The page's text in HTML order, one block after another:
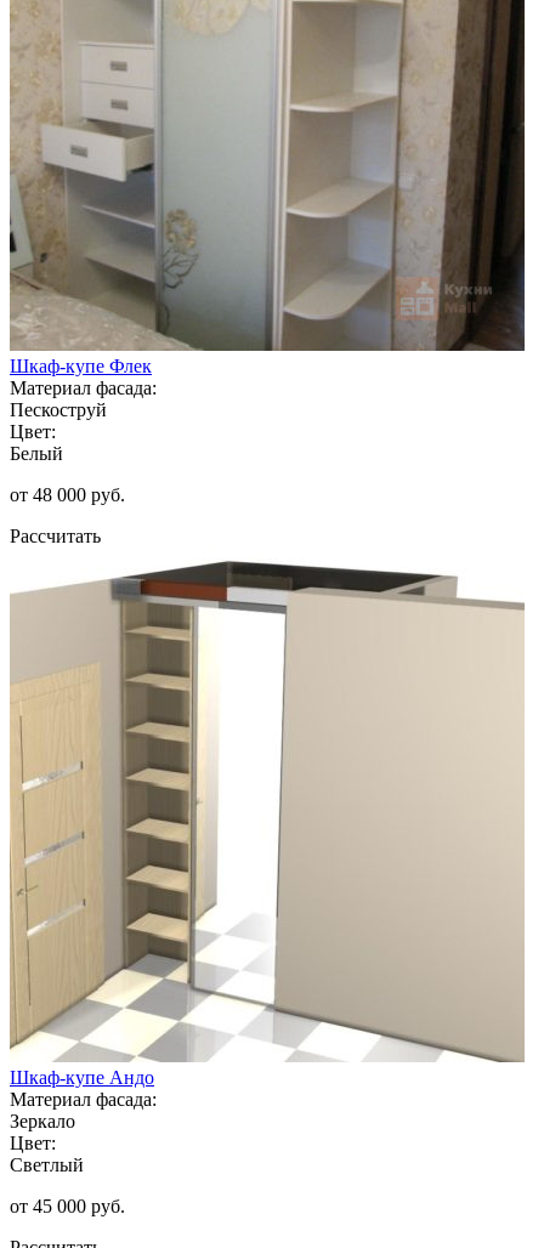
Шкаф-купе Флек
Материал фасада:
Пескоструй
Цвет:
Белый
от 48 000 руб.
Рассчитать
Шкаф-купе Андо
Материал фасада:
Зеркало
Цвет:
Светлый
от 45 000 руб.